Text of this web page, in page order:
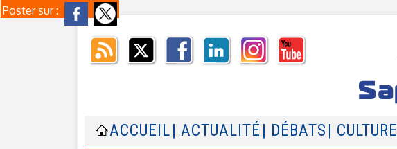
Poster sur :
ACCUEIL | ACTUALITÉ | DÉBATS | CULTURE